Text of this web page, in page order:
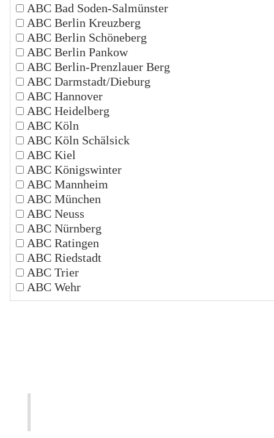
ABC Bad Soden-Salmünster
ABC Berlin Kreuzberg
ABC Berlin Schöneberg
ABC Berlin Pankow
ABC Berlin-Prenzlauer Berg
ABC Darmstadt/Dieburg
ABC Hannover
ABC Heidelberg
ABC Köln
ABC Köln Schälsick
ABC Kiel
ABC Königswinter
ABC Mannheim
ABC München
ABC Neuss
ABC Nürnberg
ABC Ratingen
ABC Riedstadt
ABC Trier
ABC Wehr